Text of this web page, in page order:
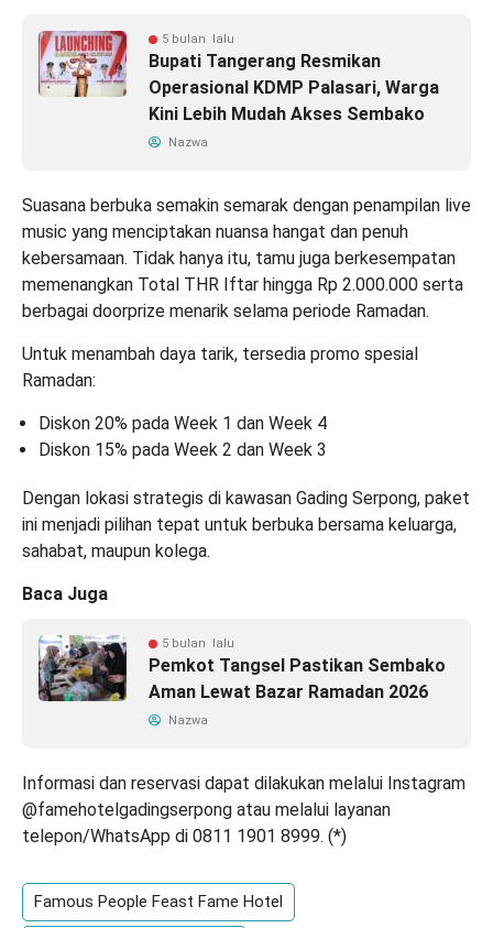
5 bulan lalu
Bupati Tangerang Resmikan
Operasional KDMP Palasari, Warga
Kini Lebih Mudah Akses Sembako
Nazwa
Suasana berbuka semakin semarak dengan penampilan live
music yang menciptakan nuansa hangat dan penuh
kebersamaan. Tidak hanya itu, tamu juga berkesempatan
memenangkan Total THR Iftar hingga Rp 2.000.000 serta
berbagai doorprize menarik selama periode Ramadan.
Untuk menambah daya tarik, tersedia promo spesial
Ramadan:
Diskon 20% pada Week 1 dan Week 4
Diskon 15% pada Week 2 dan Week 3
Dengan lokasi strategis di kawasan Gading Serpong, paket
ini menjadi pilihan tepat untuk berbuka bersama keluarga,
sahabat, maupun kolega.
Baca Juga
5 bulan lalu
Pemkot Tangsel Pastikan Sembako
Aman Lewat Bazar Ramadan 2026
Nazwa
Informasi dan reservasi dapat dilakukan melalui Instagram
@famehotelgadingserpong atau melalui layanan
telepon/WhatsApp di 0811 1901 8999. (*)
Famous People Feast Fame Hotel